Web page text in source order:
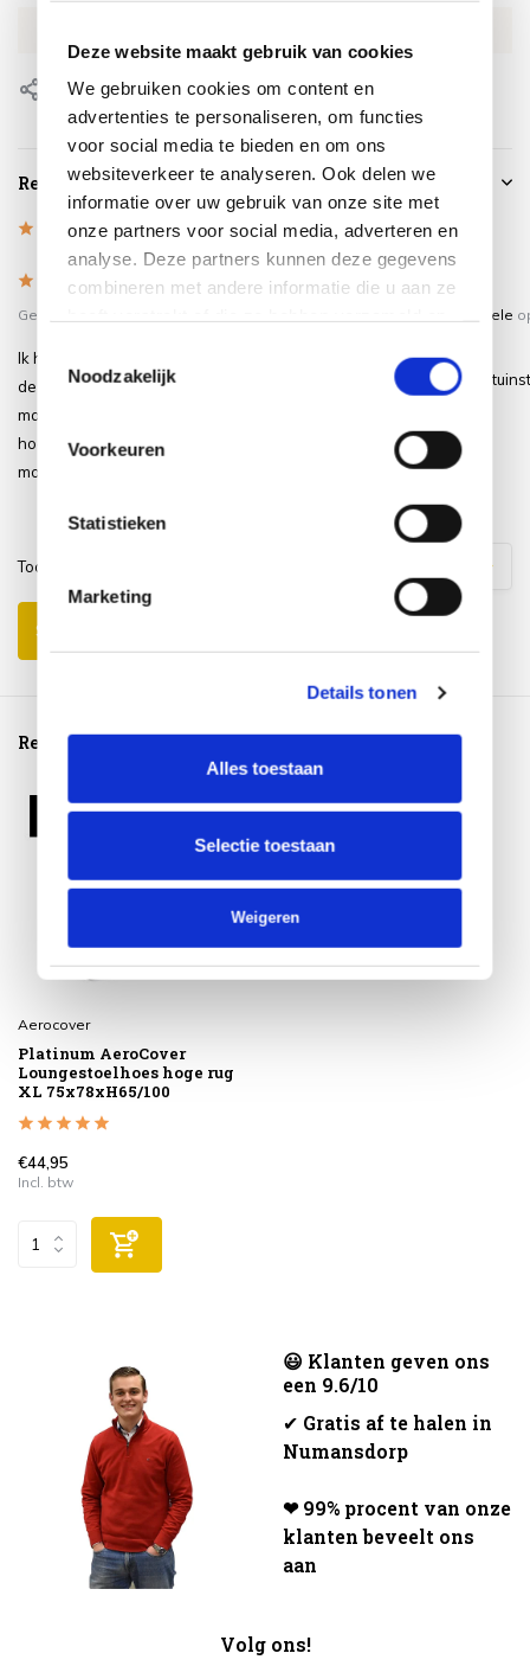
Deze website maakt gebruik van cookies
We gebruiken cookies om content en
advertenties te personaliseren, om functies
voor social media te bieden en om ons
websiteverkeer te analyseren. Ook delen we
informatie over uw gebruik van onze site met
onze partners voor social media, adverteren en
analyse. Deze partners kunnen deze gegevens
combineren met andere informatie die u aan ze
Noodzakelijk
Voorkeuren
Statistieken
Marketing
Details tonen
Alles toestaan
Selectie toestaan
Weigeren
Delen
Reviews
5/5 Based on 9 reviews
5/
Gepost door:
Ik had verkeerde hoezen bestelt voor
de stoelen van mijn loungeset. Na 1
mailtje hebben ze direct de juiste
hoezen opgestuurd en de verkeerde
mochten retour. Super service!!
5 /
Dirk van Aggele
Past precies. Kan nu mijn
Levering was uitstekent.
Toon
Schrijf je eigen review
Reeds bekeken
Aerocover
Platinum AeroCover
Loungestoelhoes hoge rug
XL 75x78xH65/100
€44,95
Incl. btw
😃 Klanten geven ons
een 9.6/10
✔ Gratis af te halen in
Numansdorp
❤ 99% procent van onze
klanten beveelt ons
aan
Volg ons!